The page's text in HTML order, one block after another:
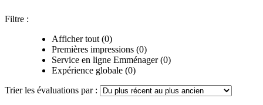
Filtre :
Afficher tout (0)
Premières impressions (0)
Service en ligne Emménager (0)
Expérience globale (0)
Trier les évaluations par :